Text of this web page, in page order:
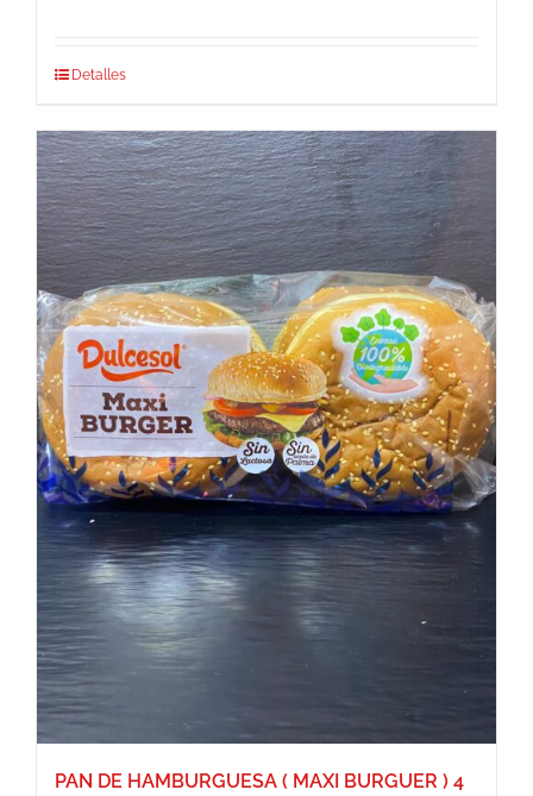
Detalles
PAN DE HAMBURGUESA ( MAXI BURGUER ) 4